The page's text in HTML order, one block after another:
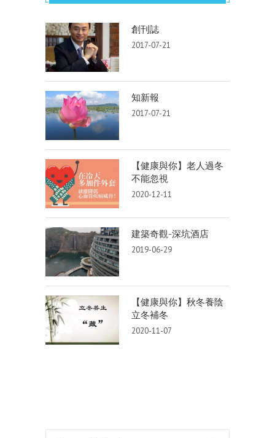
創刊誌
2017-07-21
知新報
2017-07-21
【健康與你】老人過冬
不能忽視
2020-12-11
建築奇觀-深坑酒店
2019-06-29
【健康與你】秋冬養陰
立冬補冬
2020-11-07